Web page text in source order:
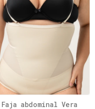
Faja abdominal Vera